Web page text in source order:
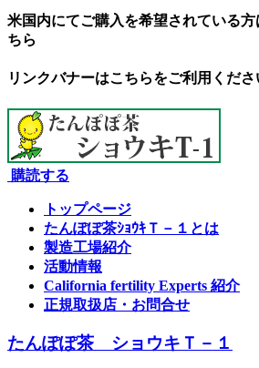
米国内にてご購入を希望されている方
ちら
リンクバナーはこちらをご利用くださ
購読する
トップページ
たんぽぽ茶ｼｮｳｷＴ－１とは
製造工場紹介
活動情報
California fertility Experts 紹介
正規取扱店・お問合せ
たんぽぽ茶 ショウキＴ－１